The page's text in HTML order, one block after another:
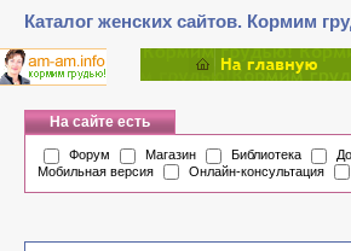
Каталог женских сайтов. Кормим
На сайте есть
Форум Магазин Библиотека
Мобильная версия
Онлайн-консультация